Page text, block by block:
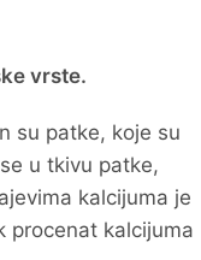
vrste.
su patke, koje su
u tkivu patke,
kalcijuma je
procenat kalcijuma